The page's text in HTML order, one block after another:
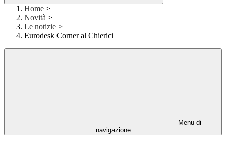
Home >
Novità >
Le notizie >
Eurodesk Corner al Chierici
Menu di
navigazione